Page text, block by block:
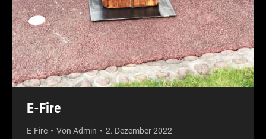
E-Fire
E-Fire Von Admin 2. Dezember 2022